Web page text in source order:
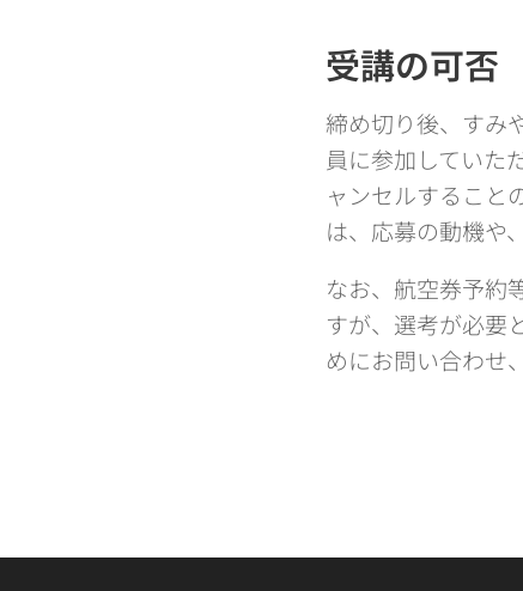
受講の可否
締め切り後、すみ
員に参加していた
ャンセルすること
は、応募の動機や
なお、航空券予約
すが、選考が必要
めにお問い合わせ